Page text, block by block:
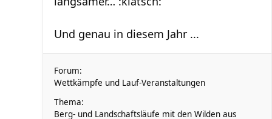
Und genau in diesem Jahr ...
Forum:
Wettkämpfe und Lauf-Veranstaltungen
Thema:
Berg- und Landschaftsläufe mit den Wilden aus